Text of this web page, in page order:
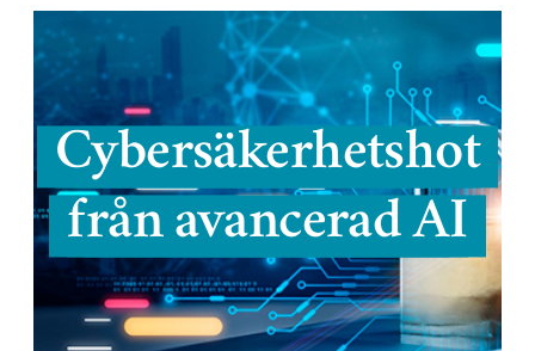
Cybersäkerhetshot
från avancerad AI